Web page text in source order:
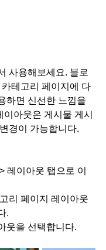
사용해보세요. 블로
테고리 페이지에 다
하면 신선한 느낌을
이아웃은 게시물 게시
경이 가능합니다.
레이아웃 탭으로 이
리 페이지 레이아웃
.
웃을 선택합니다.